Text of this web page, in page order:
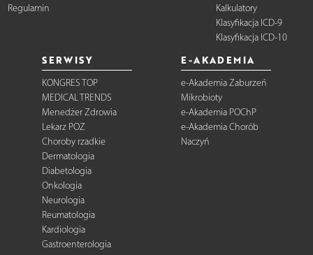
Regulamin
Kalkulatory
Klasyfikacja ICD-9
Klasyfikacja ICD-10
SERWISY
KONGRES TOP
MEDICAL TRENDS
Menedżer Zdrowia
Lekarz POZ
Choroby rzadkie
Dermatologia
Diabetologia
Onkologia
Neurologia
Reumatologia
Kardiologia
Gastroenterologia
E-AKADEMIA
e-Akademia Zaburzeń
Mikrobioty
e-Akademia POChP
e-Akademia Chorób
Naczyń